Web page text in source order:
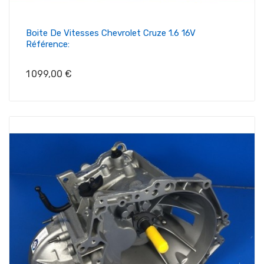
Boite De Vitesses Chevrolet Cruze 1.6 16V
Référence:
Prix
1 099,00 €